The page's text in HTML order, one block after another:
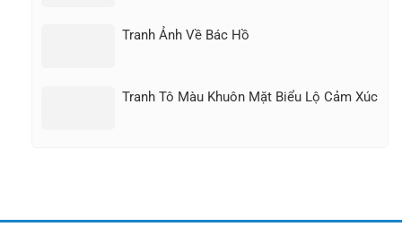
Tranh Ảnh Về Bác Hồ
Tranh Tô Màu Khuôn Mặt Biểu Lộ Cảm Xúc